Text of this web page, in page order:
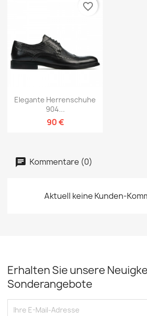
Elegante Herrenschuhe
904...
90 €
favorite_border
Kommentare (0)
Aktuell keine Kunden-
Erhalten Sie unsere
Sonderangebote